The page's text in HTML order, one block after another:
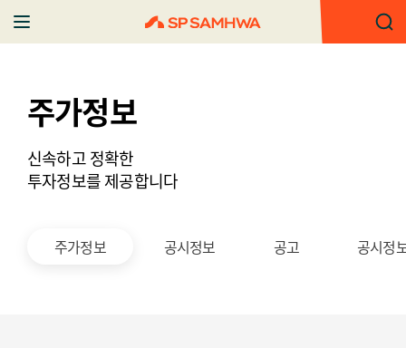
주가정보
신속하고 정확한
투자정보를 제공합니다
주가정보 공시정보 공고 공시정